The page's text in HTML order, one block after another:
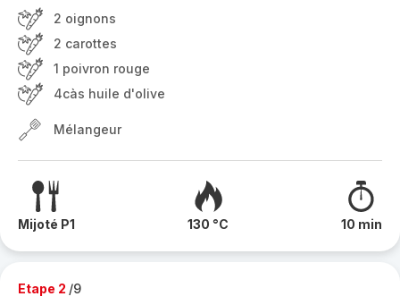
2 oignons
2 carottes
1 poivron rouge
4càs huile d'olive
Mélangeur
Mijoté P1 130 °C 10 min
Etape 2 /9